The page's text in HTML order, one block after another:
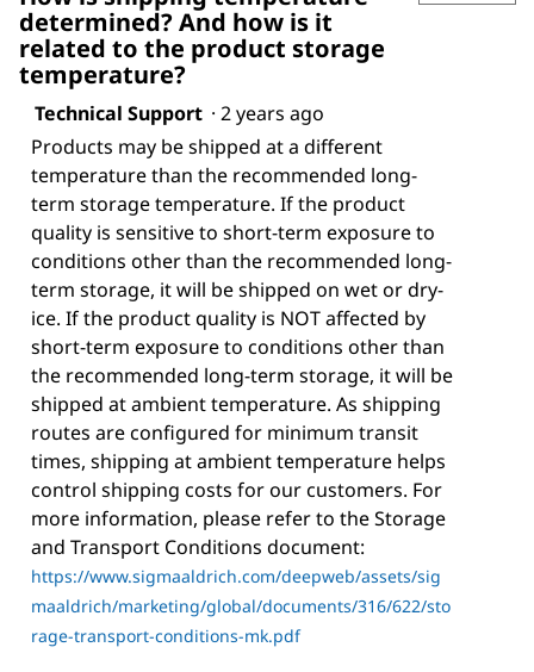
determined? And how is it
related to the product storage
temperature?
Technical Support · 2 years ago
Products may be shipped at a different
temperature than the recommended long-
term storage temperature. If the product
quality is sensitive to short-term exposure to
conditions other than the recommended long-
term storage, it will be shipped on wet or dry-
ice. If the product quality is NOT affected by
short-term exposure to conditions other than
the recommended long-term storage, it will be
shipped at ambient temperature. As shipping
routes are configured for minimum transit
times, shipping at ambient temperature helps
control shipping costs for our customers. For
more information, please refer to the Storage
and Transport Conditions document:
https://www.sigmaaldrich.com/deepweb/assets/sig
maaldrich/marketing/global/documents/316/622/sto
rage-transport-conditions-mk.pdf